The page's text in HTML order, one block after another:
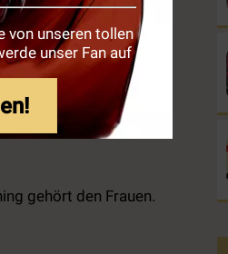
von unseren tollen
unser Fan auf
bedienen ihre
Normen sind auch die
Karneval hat eine
gehört den Frauen.